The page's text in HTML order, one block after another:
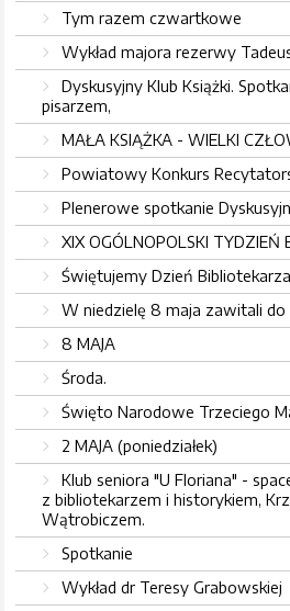
Tym razem czwartkowe
Wykład majora rezerwy
Dyskusyjny Klub Książki.
pisarzem,
MAŁA KSIĄŻKA - WIELKI
Powiatowy Konkurs
Plenerowe spotkanie
XIX OGÓLNOPOLSKI TYDZIEŃ
Świętujemy Dzień
W niedzielę 8 maja zawitali do
8 MAJA
Środa.
Święto Narodowe Trzeciego
2 MAJA (poniedziałek)
Klub seniora "U Floriana" -
z bibliotekarzem i historykiem,
Wątrobiczem.
Spotkanie
Wykład dr Teresy Grabowskiej